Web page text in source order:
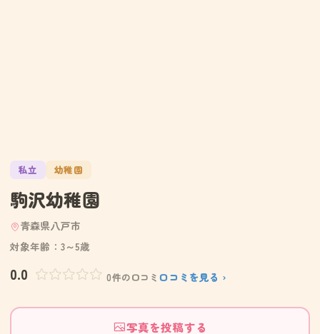
私立 幼稚園
駒沢幼稚園
青森県八戸市
対象年齢：3～5歳
0.0 0件の口コミ 口コミを見る ›
写真を投稿する